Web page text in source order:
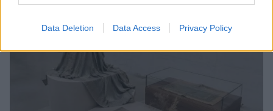
Data Deletion Data Access Privacy Policy
BELLEZZA